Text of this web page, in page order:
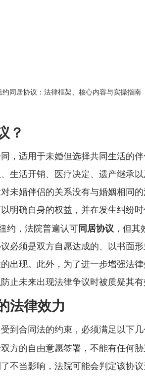
约同居协议：法律框架、核心内容与实操指南
？
，适用于未婚但选择共同生活的
生活开销、医疗决定、遗产继承
未婚伴侣的关系没有与婚姻相同
以明确自身的权益，并在发生纠纷时
约，法院普遍认可同居协议 ，但
必须是双方自愿达成的、以书面
出现。此外，为了进一步增强法
止未来出现法律争议时被质疑其有
法律效力
到合同法的约束，必须满足以下几
双方的自由意愿签署，不能有任何
不当影响，法院可能会判定该协议